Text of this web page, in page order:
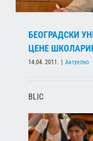
БЕОГРАДСКИ
ЦЕНЕ
14.04. 2011. Актуелно
BLIC